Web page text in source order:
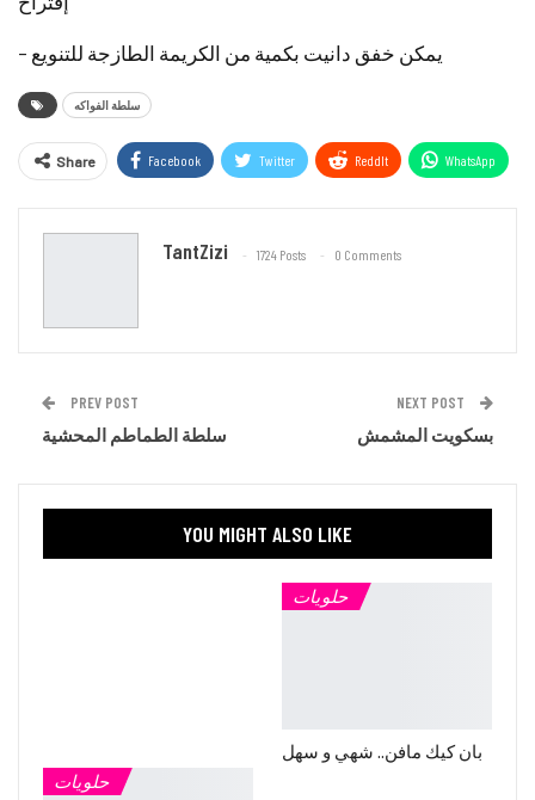
– يمكن خفق دانيت بكمية من الكريمة الطازجة للتنويع
سلطة الفواكه
Share Facebook Twitter ReddIt WhatsApp
TantZizi 1724 Posts 0 Comments
PREV POST
سلطة الطماطم المحشية
NEXT POST
بسكويت المشمش
YOU MIGHT ALSO LIKE
حلويات
حلويات
بان كيك مافن.. شهي و سهل